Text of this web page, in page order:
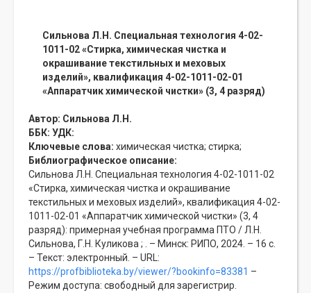
Сильнова Л.Н. Специальная технология 4-02-
1011-02 «Стирка, химическая чистка и
окрашивание текстильных и меховых
изделий», квалификация 4-02-1011-02-01
«Аппаратчик химической чистки» (3, 4 разряд)
Автор: Сильнова Л.Н.
ББК: УДК:
Ключевые слова: химическая чистка; стирка;
Библиографическое описание:
Сильнова Л.Н. Специальная технология 4-02-1011-02
«Стирка, химическая чистка и окрашивание
текстильных и меховых изделий», квалификация 4-02-
1011-02-01 «Аппаратчик химической чистки» (3, 4
разряд): примерная учебная программа ПТО / Л.Н.
Сильнова, Г.Н. Куликова ; . – Минск: РИПО, 2024. – 16 с.
– Текст: электронный. – URL:
https://profbiblioteka.by/viewer/?bookinfo=83381 –
Режим доступа: свободный для зарегистрир.